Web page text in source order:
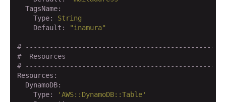
  TagsName:
    Type:
String
    Default:
"inamura"
#
#  Resources
#
Resources:
  DynamoDB:
    Type:
'AWS::DynamoDB::Table'